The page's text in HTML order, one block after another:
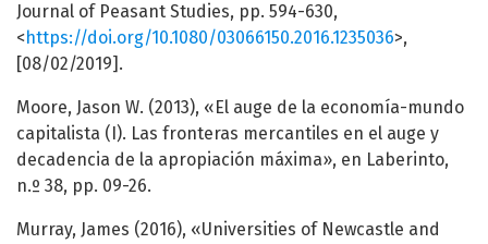
Journal of Peasant Studies, pp. 594-630,
<https://doi.org/10.1080/03066150.2016.1235036>,
[08/02/2019].
Moore, Jason W. (2013), «El auge de la economía-mundo
capitalista (I). Las fronteras mercantiles en el auge y
decadencia de la apropiación máxima», en Laberinto,
n.º 38, pp. 09-26.
Murray, James (2016), «Universities of Newcastle and